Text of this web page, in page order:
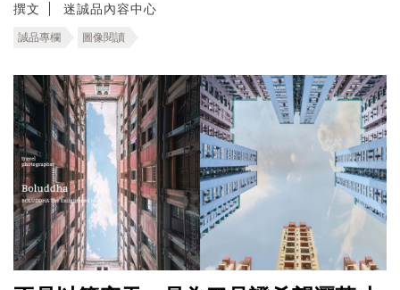
撰文 迷誠品內容中心
誠品專欄 圖像閱讀